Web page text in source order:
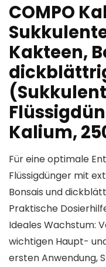
COMPO
Kakteen,
Kalium,
Für eine optimale
Flüssigdünger mit
Bonsais und
Praktische
Ideales Wachstum:
wichtigen Haupt-
ersten Anwendung,